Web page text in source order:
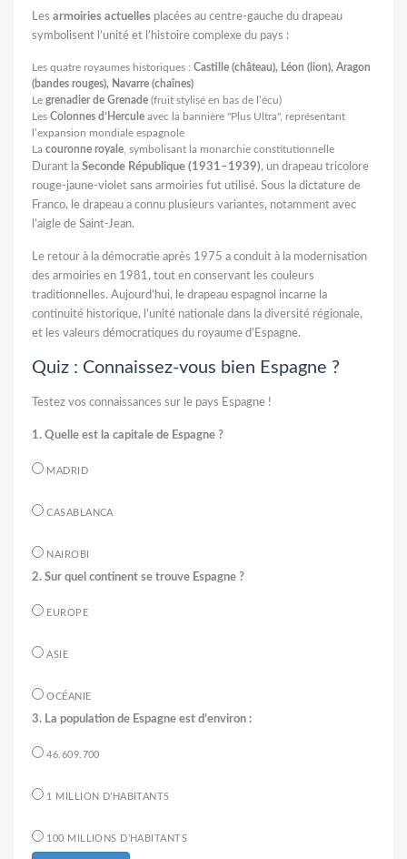
Les armoiries actuelles placées au centre-gauche du drapeau
symbolisent l’unité et l’histoire complexe du pays :
Les quatre royaumes historiques : Castille (château), Léon (lion), Aragon
(bandes rouges), Navarre (chaînes)
Le grenadier de Grenade (fruit stylisé en bas de l’écu)
Les Colonnes d’Hercule avec la bannière "Plus Ultra", représentant
l’expansion mondiale espagnole
La couronne royale , symbolisant la monarchie constitutionnelle
Durant la Seconde République (1931–1939), un drapeau tricolore
rouge-jaune-violet sans armoiries fut utilisé. Sous la dictature de
Franco, le drapeau a connu plusieurs variantes, notamment avec
l’aigle de Saint-Jean.
Le retour à la démocratie après 1975 a conduit à la modernisation
des armoiries en 1981, tout en conservant les couleurs
traditionnelles. Aujourd’hui, le drapeau espagnol incarne la
continuité historique, l’unité nationale dans la diversité régionale,
et les valeurs démocratiques du royaume d’Espagne.
Quiz : Connaissez-vous bien Espagne ?
Testez vos connaissances sur le pays Espagne !
1. Quelle est la capitale de Espagne ?
MADRID
CASABLANCA
NAIROBI
2. Sur quel continent se trouve Espagne ?
EUROPE
ASIE
OCÉANIE
3. La population de Espagne est d’environ :
46.609.700
1 MILLION D’HABITANTS
100 MILLIONS D’HABITANTS